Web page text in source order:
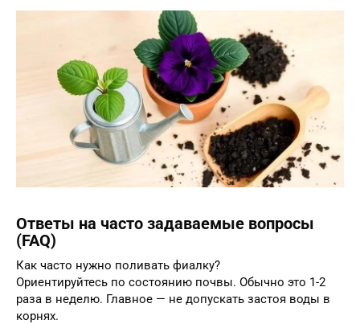
Ответы на часто задаваемые вопросы
(FAQ)
Как часто нужно поливать фиалку?
Ориентируйтесь по состоянию почвы. Обычно это 1-2
раза в неделю. Главное — не допускать застоя воды в
корнях.